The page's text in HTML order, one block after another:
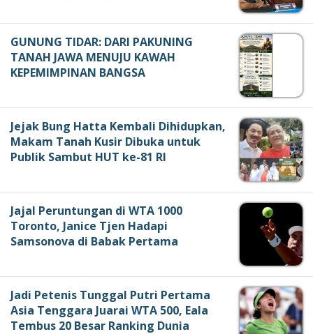
GUNUNG TIDAR: DARI PAKUNING
TANAH JAWA MENUJU KAWAH
KEPEMIMPINAN BANGSA
Jejak Bung Hatta Kembali Dihidupkan,
Makam Tanah Kusir Dibuka untuk
Publik Sambut HUT ke-81 RI
Jajal Peruntungan di WTA 1000
Toronto, Janice Tjen Hadapi
Samsonova di Babak Pertama
Jadi Petenis Tunggal Putri Pertama
Asia Tenggara Juarai WTA 500, Eala
Tembus 20 Besar Ranking Dunia